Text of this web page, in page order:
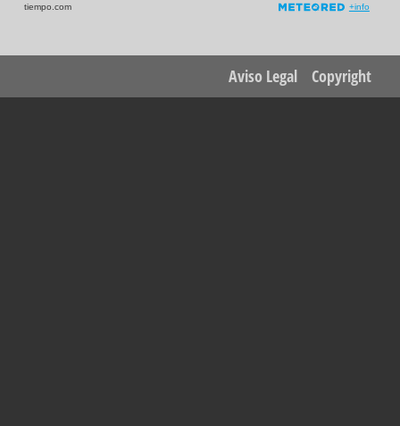
menu
Aviso Legal Copyright